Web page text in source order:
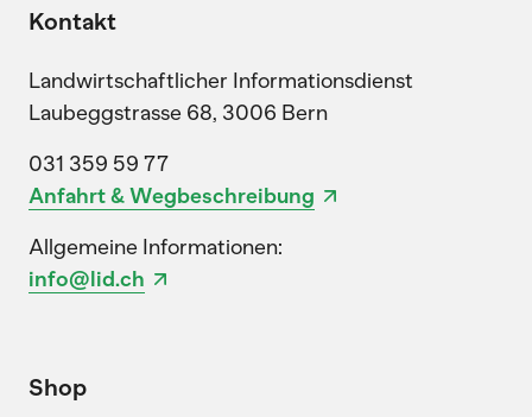
Kontakt
Landwirtschaftlicher Informationsdienst
Laubeggstrasse 68, 3006 Bern
031 359 59 77
Anfahrt & Wegbeschreibung
Allgemeine Informationen:
info@lid.ch
Shop